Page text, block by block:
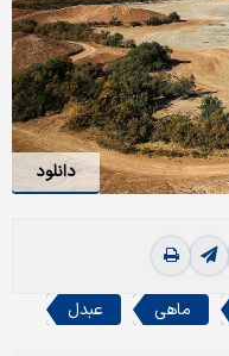
دانلود
ماهی عبدل